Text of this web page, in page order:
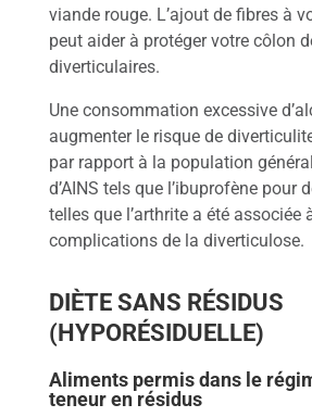
viande rouge. L’ajout de fibres à
peut aider à protéger votre côlon
diverticulaires.
Une consommation excessive
augmenter le risque de
par rapport à la population
d’AINS tels que l’ibuprofène pour
telles que l’arthrite a été associée
complications de la diverticulose.
DIÈTE SANS RÉSIDUS
(HYPORÉSIDUELLE)
Aliments permis dans le
teneur en résidus